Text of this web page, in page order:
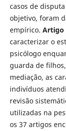
casos de
objetivo, foram
empírico. Artigo
caracterizar o
psicólogo
guarda de
mediação, as
indivíduos
revisão
utilizadas na
os 37 artigos